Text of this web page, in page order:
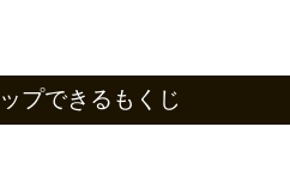
プできるもくじ